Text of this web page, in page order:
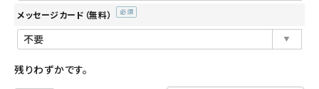
メッセージカード（無料）
残りわずかです。